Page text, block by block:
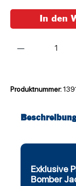
In den
Produktnummer:
Exklusive
Bomber